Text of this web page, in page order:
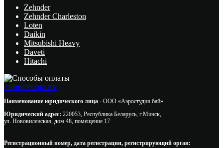
Zehnder
Zehnder Charleston
Loten
Daikin
Mitsubishi Heavy
Daveti
Hitachi
AEROSTUDIA.BY
Наименование юридического лица - ООО «Аэростудия бай»
Юридический адрес: 220053, Республика Беларусь, г.Минск,
ул. Нововиленская, дом 48, помещение 17
Регистрационный номер, дата регистрации, регистрирующий орган: